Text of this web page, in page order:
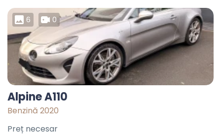
6 0
Alpine A110
Benzină 2020
Preț necesar